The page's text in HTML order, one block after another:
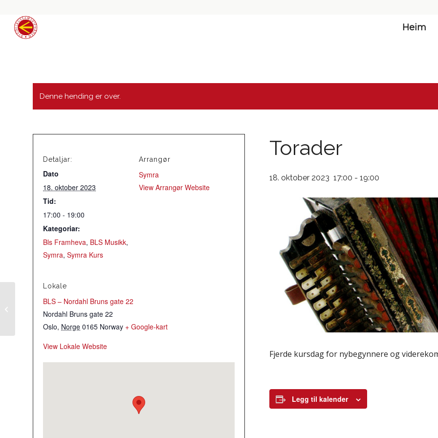
Heim
Denne hending er over.
Torader
18. oktober 2023 17:00 - 19:00
Fjerde kursdag for nybegynnere og
Legg til kalender
Detaljar:
Dato
18. oktober 2023
Tid:
17:00 - 19:00
Kategoriar:
Bls Framheva, BLS Musikk,
Symra, Symra Kurs
Arrangør
Symra
View Arrangør Website
Lokale
BLS – Nordahl Bruns gate 22
Nordahl Bruns gate 22
Oslo, Norge 0165 Norway + Google-kart
View Lokale Website
Fjordaneringen øving